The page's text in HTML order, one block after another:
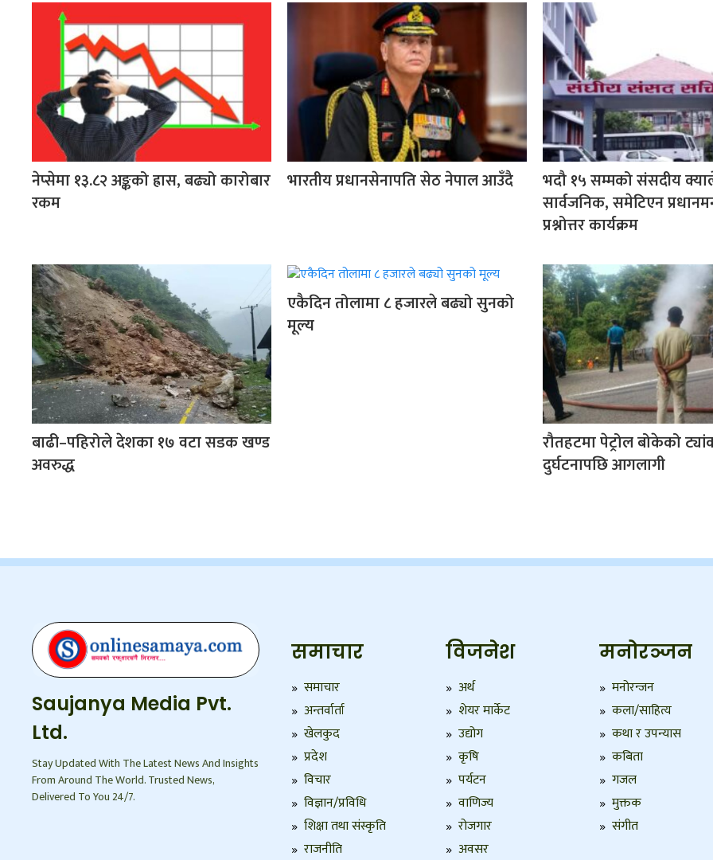
नेप्सेमा १३.८२ अङ्कको ह्रास, बढ्यो कारोबार
रकम
भारतीय प्रधानसेनापति सेठ नेपाल आउँदै
भदौ १५ सम्मको संसदीय
सार्वजनिक, समेटिएन
प्रश्नोत्तर कार्यक्रम
बाढी–पहिरोले देशका १७ वटा सडक खण्ड
अवरुद्ध
एकैदिन तोलामा ८ हजारले बढ्यो सुनको
मूल्य
रौतहटमा पेट्रोल बोकेको
दुर्घटनापछि आगलागी
Saujanya Media Pvt.
Ltd.
Stay Updated With The Latest News And Insights
From Around The World. Trusted News,
Delivered To You 24/7.
समाचार
समाचार
अन्तर्वार्ता
खेलकुद
प्रदेश
विचार
विज्ञान/प्रविधि
शिक्षा तथा संस्कृति
राजनीति
विजनेश
अर्थ
शेयर मार्केट
उद्योग
कृषि
पर्यटन
वाणिज्य
रोजगार
अवसर
मनोरञ्जन
मनोरन्जन
कला/साहित्य
कथा र उपन्यास
कबिता
गजल
मुक्तक
संगीत